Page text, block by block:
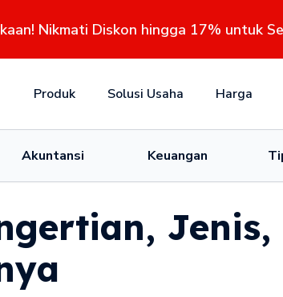
Nikmati Diskon hingga 17% untuk
Produk Solusi Usaha Harga
Akuntansi Keuangan